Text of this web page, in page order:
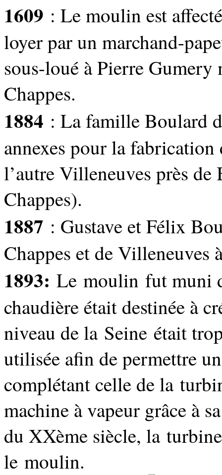
1609 : Le moulin est
loyer par un marchand-
sous-loué à Pierre
Chappes.
1884 : La famille Boulard
annexes pour la fabrication
l’autre Villeneuves près
Chappes).
1887 : Gustave et Félix
Chappes et de Villeneuves
1893: Le moulin fut muni
chaudière était destinée à
niveau de la Seine était
utilisée afin de permettre
complétant celle de la
machine à vapeur grâce à
du XXème siècle, la
le moulin.